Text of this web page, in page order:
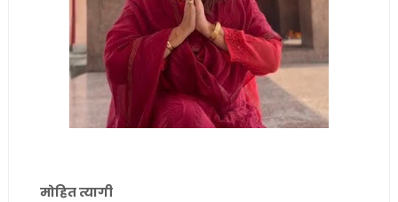
मोहित त्यागी